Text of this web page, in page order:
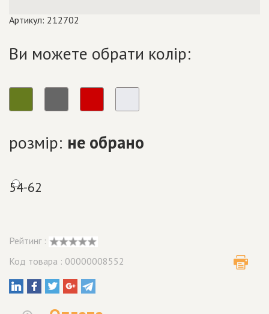
Артикул: 212702
Ви можете обрати колір:
розмір: не обрано
54-62
Рейтинг :
Код товара : 00000008552